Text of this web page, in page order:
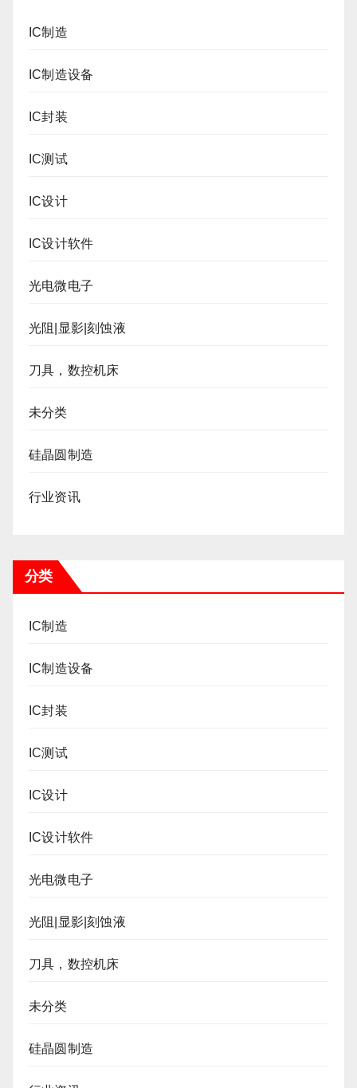
IC制造
IC制造设备
IC封装
IC测试
IC设计
IC设计软件
光电微电子
光阻|显影|刻蚀液
刀具，数控机床
未分类
硅晶圆制造
行业资讯
分类
IC制造
IC制造设备
IC封装
IC测试
IC设计
IC设计软件
光电微电子
光阻|显影|刻蚀液
刀具，数控机床
未分类
硅晶圆制造